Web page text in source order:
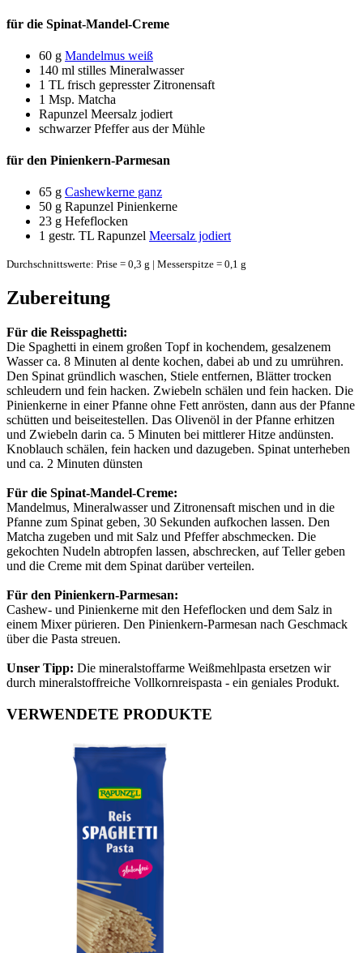
für die Spinat-Mandel-Creme
60 g Mandelmus weiß
140 ml stilles Mineralwasser
1 TL frisch gepresster Zitronensaft
1 Msp. Matcha
Rapunzel Meersalz jodiert
schwarzer Pfeffer aus der Mühle
für den Pinienkern-Parmesan
65 g Cashewkerne ganz
50 g Rapunzel Pinienkerne
23 g Hefeflocken
1 gestr. TL Rapunzel Meersalz jodiert
Durchschnittswerte: Prise = 0,3 g | Messerspitze = 0,1 g
Zubereitung
Für die Reisspaghetti:
Die Spaghetti in einem großen Topf in kochendem, gesalzenem
Wasser ca. 8 Minuten al dente kochen, dabei ab und zu umrühren.
Den Spinat gründlich waschen, Stiele entfernen, Blätter trocken
schleudern und fein hacken. Zwiebeln schälen und fein hacken. Die
Pinienkerne in einer Pfanne ohne Fett anrösten, dann aus der Pfanne
schütten und beiseitestellen. Das Olivenöl in der Pfanne erhitzen
und Zwiebeln darin ca. 5 Minuten bei mittlerer Hitze andünsten.
Knoblauch schälen, fein hacken und dazugeben. Spinat unterheben
und ca. 2 Minuten dünsten
Für die Spinat-Mandel-Creme:
Mandelmus, Mineralwasser und Zitronensaft mischen und in die
Pfanne zum Spinat geben, 30 Sekunden aufkochen lassen. Den
Matcha zugeben und mit Salz und Pfeffer abschmecken. Die
gekochten Nudeln abtropfen lassen, abschrecken, auf Teller geben
und die Creme mit dem Spinat darüber verteilen.
Für den Pinienkern-Parmesan:
Cashew- und Pinienkerne mit den Hefeflocken und dem Salz in
einem Mixer pürieren. Den Pinienkern-Parmesan nach Geschmack
über die Pasta streuen.
Unser Tipp: Die mineralstoffarme Weißmehlpasta ersetzen wir
durch mineralstoffreiche Vollkornreispasta - ein geniales Produkt.
VERWENDETE PRODUKTE